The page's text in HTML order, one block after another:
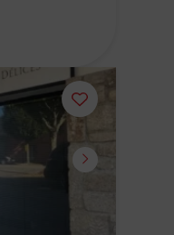
Ajouter
ou